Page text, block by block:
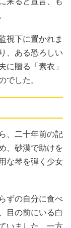
視下に置かれま
、ある恐ろしい
に贈る「素衣」
でした。
、二十年前の記
、砂漠で助けを
な琴を弾く少女
ずの自分に食べ
目の前にいる白